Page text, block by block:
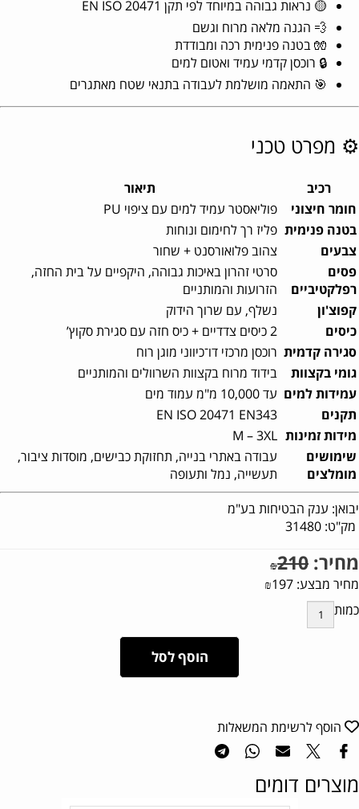
🟡 נראות גבוהה במיוחד לפי תקן EN ISO 20471
💨 הגנה מלאה מרוח וגשם
🧤 בטנה פנימית רכה ומבודדת
🔒 רוכסן קדמי עמיד ואטום למים
🎯 התאמה מושלמת לעבודה בתנאי שטח מאתגרים
⚙️ מפרט טכני
רכיב
תיאור
חומר חיצוני
פוליאסטר עמיד למים עם ציפוי PU
בטנה פנימית פליז רך לחימום ונוחות
צבעים
צהוב פלואורסנט + שחור
פסים
רפלקטיביים
סרטי זהרון באיכות גבוהה, היקפיים על בית החזה,
הזרועות והמותניים
קפוצ'ון
נשלף, עם שרוך הידוק
כיסים
2 כיסים צדדיים + כיס חזה עם סגירת סקוץ’
סגירה קדמית רוכסן מרכזי דו־כיווני מוגן רוח
גומי בקצוות
בידוד מרוח בקצוות השרוולים והמותניים
עמידות למים עד 10,000 מ"מ עמוד מים
תקנים
EN ISO 20471 EN343
מידות זמינות M – 3XL
שימושים
מומלצים
עבודה באתרי בנייה, תחזוקת כבישים, מוסדות ציבור,
תעשייה, נמל ותעופה
יבואן: ענק הבטיחות בע"מ
מק"ט: 31480
מחיר: ₪210
מחיר מבצע: ₪197
כמות
הוסף לסל
הוסף לרשימת המשאלות
מוצרים דומים